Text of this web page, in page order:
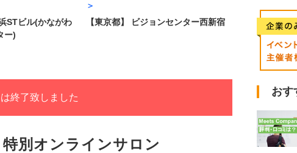
STビル(かながわ
ー)
＞
【東京都】 ビジョンセンター西新宿
終了致しました
別オンラインサロン
おす